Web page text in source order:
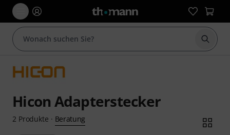
Suche
Hicon Adapterstecker
2 Produkte · Beratung